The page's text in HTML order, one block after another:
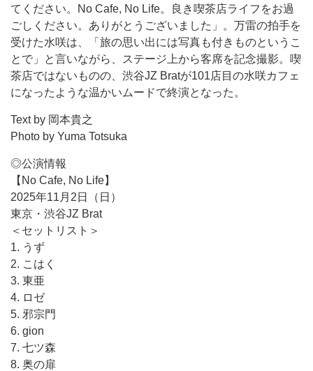
てください。No Cafe, No Life。良き喫茶店ライフをお過
ごしください。ありがとうございました」。万雷の拍手を
受けた水咲は、「旅の思い出には写真も付きものというこ
とで」と言いながら、ステージ上から客席を記念撮影。喫
茶店ではないものの、渋谷JZ Bratが101店目の水咲カフェ
になったような温かいムードで終演となった。
Text by 岡本貴之
Photo by Yuma Totsuka
◎公演情報
【No Cafe, No Life】
2025年11月2日（日）
東京・渋谷JZ Brat
＜セットリスト＞
1. うず
2. こはく
3. 東亜
4. ロゼ
5. 邪宗門
6. gion
7. 七ツ森
8. 奥の扉